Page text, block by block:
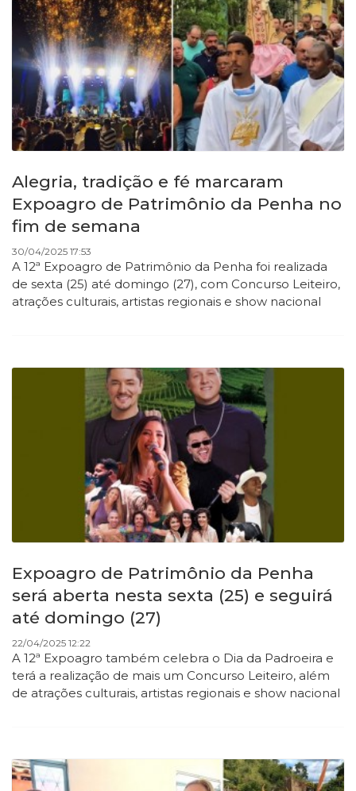
Alegria, tradição e fé marcaram
Expoagro de Patrimônio da Penha no
fim de semana
30/04/2025 17:53
A 12ª Expoagro de Patrimônio da Penha foi realizada
de sexta (25) até domingo (27), com Concurso Leiteiro,
atrações culturais, artistas regionais e show nacional
Expoagro de Patrimônio da Penha
será aberta nesta sexta (25) e seguirá
até domingo (27)
22/04/2025 12:22
A 12ª Expoagro também celebra o Dia da Padroeira e
terá a realização de mais um Concurso Leiteiro, além
de atrações culturais, artistas regionais e show nacional